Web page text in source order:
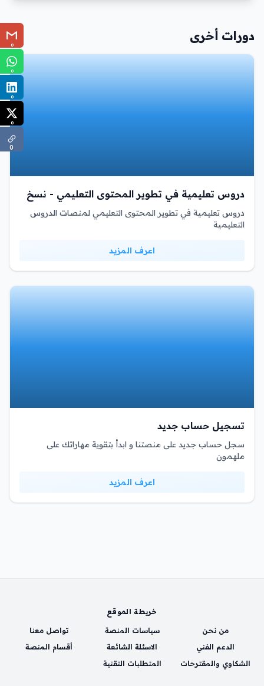
دورات أخرى
دروس تعليمية في تطوير المحتوى التعليمي - نسخ
دروس تعليمية في تطوير المحتوى التعليمي لمنصات الدروس
التعليمية
اعرف المزيد
تسجيل حساب جديد
سجل حساب جديد على منصتنا و ابدأ بتقوية مهاراتك على
ملهمون
اعرف المزيد
خريطة الموقع
من نحن سياسات المنصة
تواصل معنا
الدعم الفني
الاسئلة الشائعة
أقسام المنصة
الشكاوي والمقترحات
المتطلبات التقنية
0
0
0
0
0